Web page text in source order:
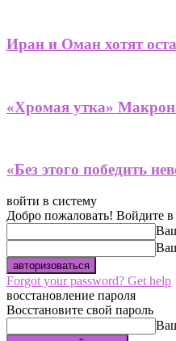
Иран и Оман хотят
«Хромая утка»
«Без этого победить
войти в систему
Добро пожаловать! Войдите
Forgot your password? Get help
восстановление пароля
Восстановите свой пароль